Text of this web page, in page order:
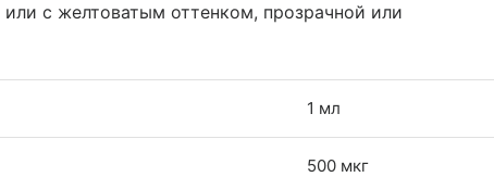
или с желтоватым оттенком, прозрачной или
1 мл
500 мкг